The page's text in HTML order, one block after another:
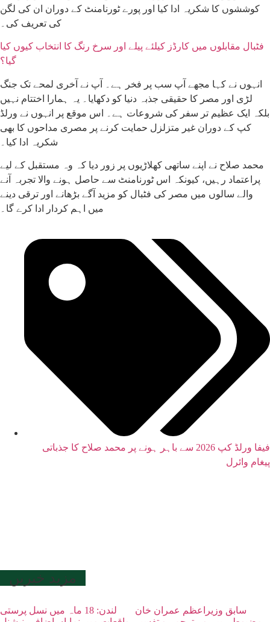
کوششوں کا شکریہ ادا کیا اور پورے ٹورنامنٹ کے دوران ان کی لگن
کی تعریف کی۔
فٹبال مقابلوں میں کارڈز کیلئے پیلے اور سرخ رنگ کا انتخاب کیوں کیا
گیا؟
انہوں نے کہا مجھے آپ سب پر فخر ہے۔ آپ نے آخری لمحے تک جنگ
لڑی اور مصر کا حقیقی جذبہ دنیا کو دکھایا۔ یہ ہمارا اختتام نہیں
بلکہ ایک عظیم تر سفر کی شروعات ہے۔ اس موقع پر انہوں نے ورلڈ
کپ کے دوران غیر متزلزل حمایت کرنے پر مصری مداحوں کا بھی
شکریہ ادا کیا۔
محمد صلاح نے اپنے ساتھی کھلاڑیوں پر زور دیا کہ وہ مستقبل کے لیے
پراعتماد رہیں، کیونکہ اس ٹورنامنٹ سے حاصل ہونے والا تجربہ آنے
والے سالوں میں مصر کی فٹبال کو مزید آگے بڑھانے اور ترقی دینے
میں اہم کردار ادا کرے گا۔
فیفا ورلڈ کپ 2026 سے باہر ہونے پر محمد صلاح کا جذباتی
پیغام وائرل
مزید خبریں
لندن: 18 ماہ میں نسل پرستی
سابق وزیراعظم عمران خان